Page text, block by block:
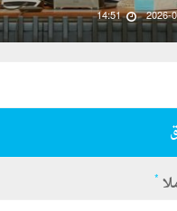
2026-
14:51
*